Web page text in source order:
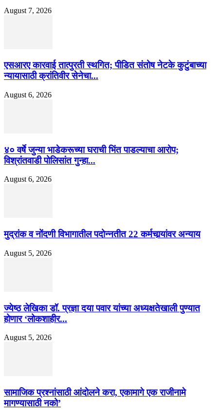
August 7, 2026
एसआरए कारवाई तात्पुरती स्थगित; पीडित संतोष नेटके कुटुंबाच्या
न्यायासाठी क्रांतिवीर सेनेचा...
August 6, 2026
४० वर्षे जुन्या भाडेकरूच्या घराची भिंत पाडल्याचा आरोप;
विश्रांतवाडी पोलिसांत गुन्हा...
August 6, 2026
मुद्रांक व नोंदणी विभागातील पदोन्नतीत 22 कर्मचार्‍यांवर अन्याय
August 5, 2026
ज्येष्ठ लेखिका डॉ. प्रज्ञा दया पवार यांच्या अध्यक्षतेखाली पुण्यात
होणार ‘लोकशाहीर...
August 5, 2026
सामाजिक प्रश्नांसाठी आंदोलने करा, एकामागे एक राजीनामे
मागण्यासाठी नको’